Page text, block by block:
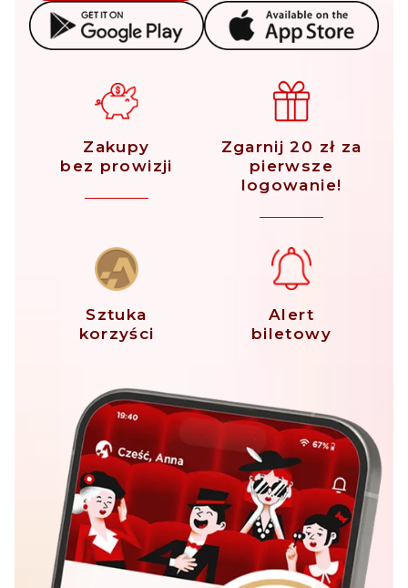
Zakupy
bez prowizji
Zgarnij 20 zł za
pierwsze
logowanie!
Sztuka
korzyści
Alert
biletowy